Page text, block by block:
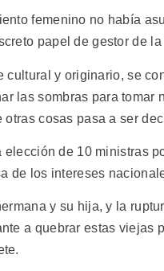
femenino no había
papel de gestor de
cultural y originario, se
las sombras para tomar
otras cosas pasa a ser
elección de 10 ministras
de los intereses
y su hija, y la
a quebrar estas viejas